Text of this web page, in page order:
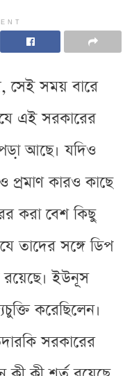
সেই সময় বারে
এই সরকারের
আছে। যদিও
প্রমাণ কারও কাছে
করা বেশ কিছু
তাদের সঙ্গে ডিপ
রয়েছে। ইউনূস
করেছিলেন।
সরকারের